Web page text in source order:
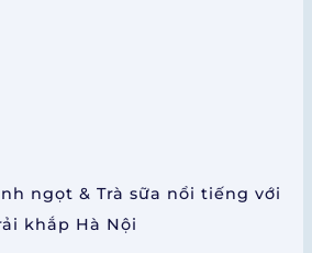
ngọt & Trà sữa nổi tiếng với
khắp Hà Nội